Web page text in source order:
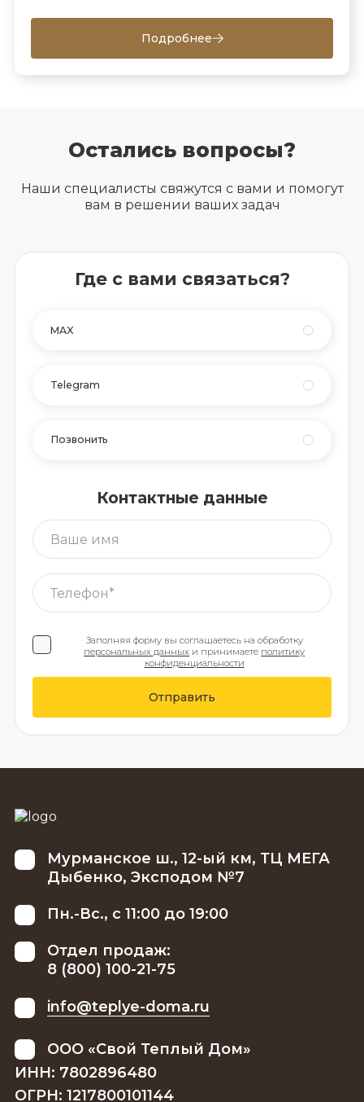
Подробнее
Остались вопросы?
Наши специалисты свяжутся с вами и помогут
вам в решении ваших задач
Где с вами связаться?
MAX
Telegram
Позвонить
Контактные данные
Заполняя форму вы соглашаетесь на обработку
персональных данных и принимаете политику
конфиденциальности
Отправить
Мурманское ш., 12-ый км, ТЦ МЕГА
Дыбенко, Эксподом №7
Пн.-Вс., с 11:00 до 19:00
Отдел продаж:
8 (800) 100-21-75
info@teplye-doma.ru
ООО «Свой Теплый Дом»
ИНН: 7802896480
ОГРН: 1217800101144